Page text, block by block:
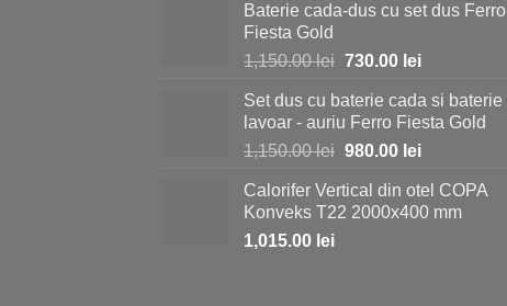
Baterie cada-dus cu set dus Ferro
Fiesta Gold
1,150.00lei Prețul
a
fost:
1,150.00 lei.
730.00 leiPrețul
este:
730.00 lei.
Set dus cu baterie cada si baterie
lavoar - auriu Ferro Fiesta Gold
1,150.00lei Prețul
a
fost:
980.00 leiPrețul
este:
980.00 lei.
Calorifer Vertical din otel COPA
Konveks T22 2000x400 mm
1,015.00 lei